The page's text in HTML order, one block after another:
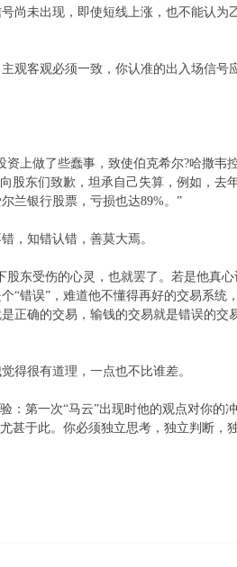
尚未出现，即使短线上涨，也不能认为
观客观必须一致，你认准的出入场信号
上做了些蠢事，致使伯克希尔?哈撒韦
股东们致歉，坦承自己失算，例如，去
兰银行股票，亏损也达89%。”
，知错认错，善莫大焉。
东受伤的心灵，也就罢了。若是他真心
“错误”，难道他不懂得再好的交易系统
正确的交易，输钱的交易就是错误的交
得很有道理，一点也不比谁差。
：第一次“马云”出现时他的观点对你的
甚于此。你必须独立思考，独立判断，